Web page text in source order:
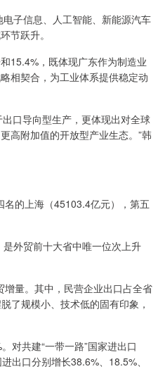
子信息、人工智能、新能源汽车
节跃升。
15.4%，既体现广东作为制造业
相契合，为工业体系提供稳定动
出口导向型生产，更体现出对全球
高附加值的开放型产业生态。”韩
的上海（45103.4亿元），第五
外贸前十大省中唯一位次上升
量。其中，民营企业出口占全省
了规模小、技术低的固有印象，
对共建“一带一路”国家进出口
出口分别增长38.6%、18.5%、